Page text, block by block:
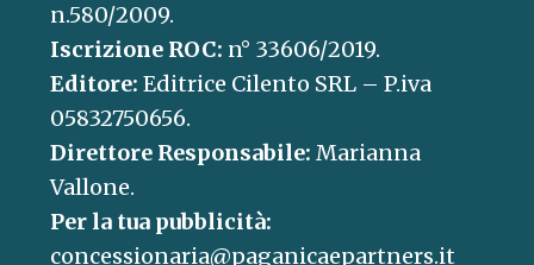
n.580/2009.
Iscrizione ROC: n° 33606/2019.
Editore: Editrice Cilento SRL – P.iva
05832750656.
Direttore Responsabile: Marianna
Vallone.
Per la tua pubblicità:
concessionaria@paganicaepartners.it